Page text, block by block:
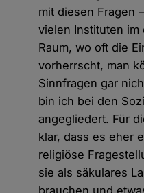
mit diesen Fragen
vielen Instituten im
Raum, wo oft die
vorherrscht, man
Sinnfragen gar
bin ich bei den
angegliedert. Für
klar, dass es eher
religiöse
sie als säkulares
brauchen und